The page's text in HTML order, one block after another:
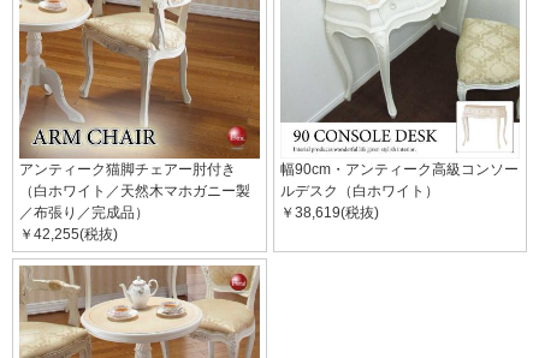
アンティーク猫脚チェアー肘付き
（白ホワイト／天然木マホガニー製
／布張り／完成品）
￥42,255(税抜)
幅90cm・アンティーク高級コンソー
ルデスク（白ホワイト）
￥38,619(税抜)